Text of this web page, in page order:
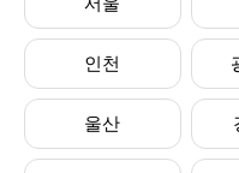
인천
울산